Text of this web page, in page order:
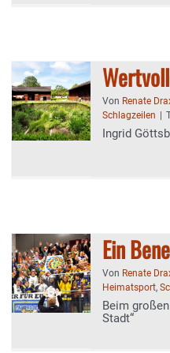
Von Renate
Schlagzeilen
Ingrid
Ein
Von Renate
Heimatsport,
Beim
Stadt“